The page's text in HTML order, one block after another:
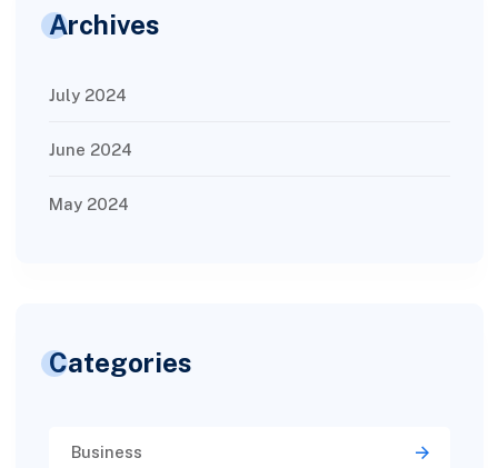
Archives
July 2024
June 2024
May 2024
Categories
Business